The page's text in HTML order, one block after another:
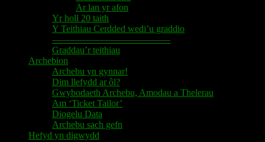
Ar lan yr afon
Yr holl 20 taith
Y Teithiau Cerdded wedi’u graddio
————————————–
Graddau’r teithiau
Archebion
Archebu yn gynnar!
Dim llefydd ar ôl?
Gwybodaeth Archebu, Amodau a Thelerau
Am ‘Ticket Tailor’
Diogelu Data
Archebu sach gefn
Hefyd yn digwydd